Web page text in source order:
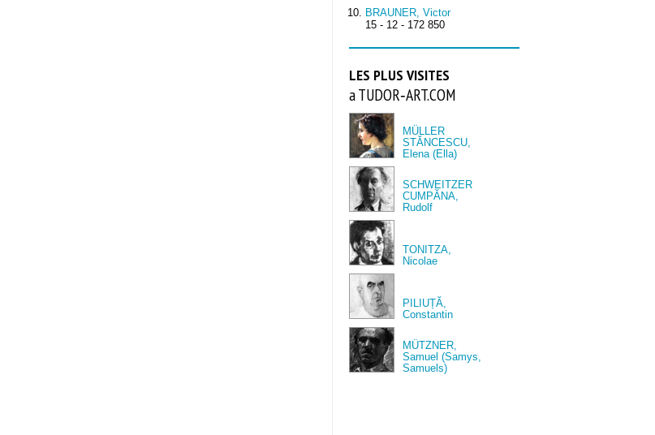
BRAUNER, Victor
15 - 12 - 172 850
LES PLUS VISITES
a TUDOR‑ART.COM
MÜLLER
STĂNCESCU,
Elena (Ella)
SCHWEITZER
CUMPĂNA,
Rudolf
TONITZA,
Nicolae
PILIUȚĂ,
Constantin
MÜTZNER,
Samuel (Samys,
Samuels)